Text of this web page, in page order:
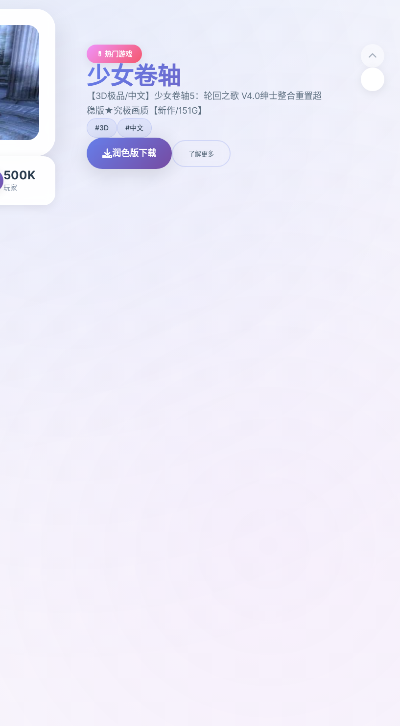
500K
玩家
💊 热门游戏
少女卷轴
【3D极品/中文】少女卷轴5：轮回之歌 V4.0绅士整合重置超
稳版★究极画质【新作/151G】
#3D #中文
润色版下载 了解更多